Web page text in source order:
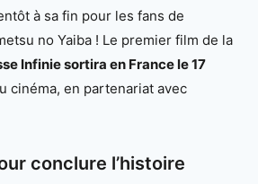
à sa fin pour les fans de
no Yaiba ! Le premier film de la
Infinie sortira en France le 17
cinéma, en partenariat avec
conclure l’histoire